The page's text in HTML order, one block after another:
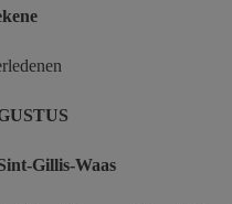
Gillis-Waas